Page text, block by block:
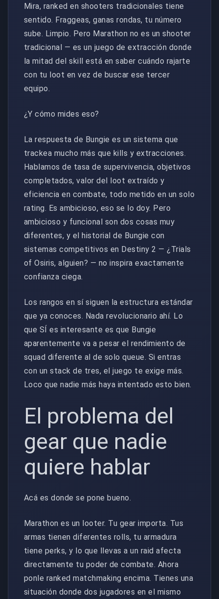
Mira, ranked en shooters tradicionales tiene
sentido. Fraggeas, ganas rondas, tu número
sube. Limpio. Pero Marathon no es un shooter
tradicional — es un juego de extracción donde
la mitad del skill está en saber cuándo rajarte
con tu loot en vez de buscar ese tercer
equipo.
¿Y cómo mides eso?
La respuesta de Bungie es un sistema que
trackea mucho más que kills y extracciones.
Hablamos de tasa de supervivencia, objetivos
completados, valor del loot extraído y
eficiencia en combate, todo metido en un solo
rating. Es ambicioso, eso se lo doy. Pero
ambicioso y funcional son dos cosas muy
diferentes, y el historial de Bungie con
sistemas competitivos en Destiny 2 — ¿Trials
of Osiris, alguien? — no inspira exactamente
confianza ciega.
Los rangos en sí siguen la estructura estándar
que ya conoces. Nada revolucionario ahí. Lo
que SÍ es interesante es que Bungie
aparentemente va a pesar el rendimiento de
squad diferente al de solo queue. Si entras
con un stack de tres, el juego te exige más.
Loco que nadie más haya intentado esto bien.
El problema del
gear que nadie
quiere hablar
Acá es donde se pone bueno.
Marathon es un looter. Tu gear importa. Tus
armas tienen diferentes rolls, tu armadura
tiene perks, y lo que llevas a un raid afecta
directamente tu poder de combate. Ahora
ponle ranked matchmaking encima. Tienes una
situación donde dos jugadores en el mismo